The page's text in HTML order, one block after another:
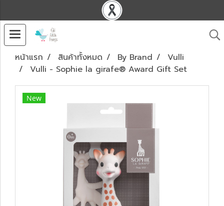
หน้าแรก สินค้าทั้งหมด By Brand
Vulli
Vulli - Sophie la girafe® Award Gift Set
New